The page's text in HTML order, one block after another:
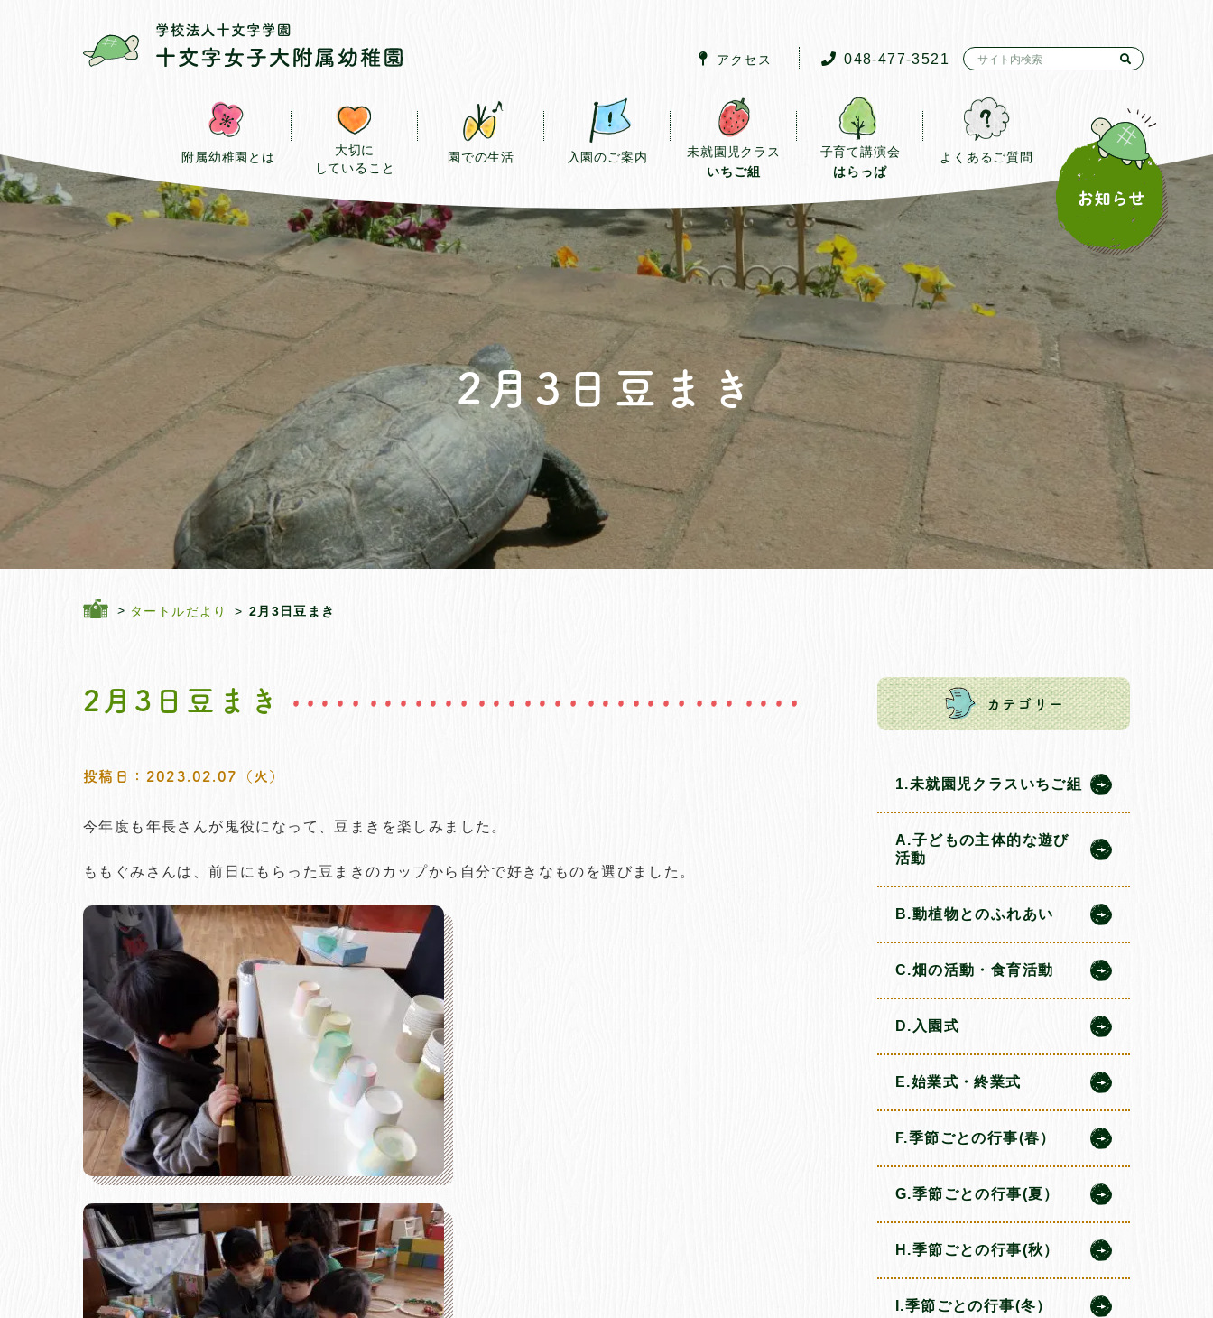
附属幼稚園とは
大切に
していること
園での生活 入園のご案内
未就園児クラス
いちご組
子育て講演会
はらっぱ
よくあるご質問
アクセス 048-477-3521
2月3日豆まき
2月3日豆まき
投稿日：2023.02.07（火）
今年度も年長さんが鬼役になって、豆まきを楽しみました。
ももぐみさんは、前日にもらった豆まきのカップから自分で好きなものを選びました。
カテゴリー
1.未就園児クラスいちご組
A.子どもの主体的な遊び
活動
B.動植物とのふれあい
C.畑の活動・食育活動
D.入園式
E.始業式・終業式
F.季節ごとの行事(春）
G.季節ごとの行事(夏）
H.季節ごとの行事(秋）
I.季節ごとの行事(冬）
タートルだより 2月3日豆まき